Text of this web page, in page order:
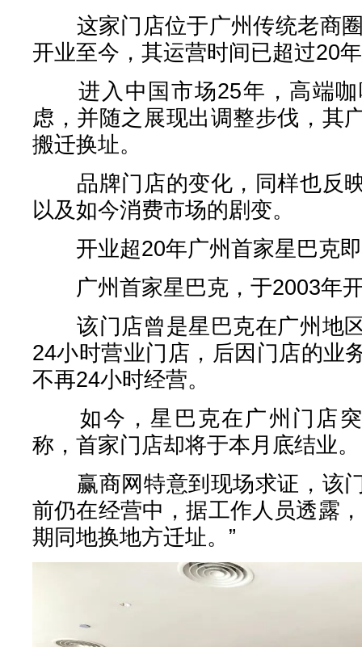
这家门店位于广州传统老商圈
开业至今，其运营时间已超过20
进入中国市场25年，高端咖
虑，并随之展现出调整步伐，其
搬迁换址。
品牌门店的变化，同样也反
以及如今消费市场的剧变。
开业超20年广州首家星巴克
广州首家星巴克，于2003年
该门店曾是星巴克在广州地
24小时营业门店，后因门店的业
不再24小时经营。
如今，星巴克在广州门店突
称，首家门店却将于本月底结业。
赢商网特意到现场求证，该
前仍在经营中，据工作人员透露
期同地换地方迁址。”